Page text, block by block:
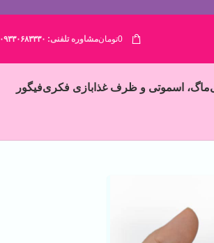
0تومانمشاوره تلفنی: ۰۹۳۳۰۶۸۳۳۳۰
ماگ، اسموتی و ظرف غذا بازی فکریفیگور